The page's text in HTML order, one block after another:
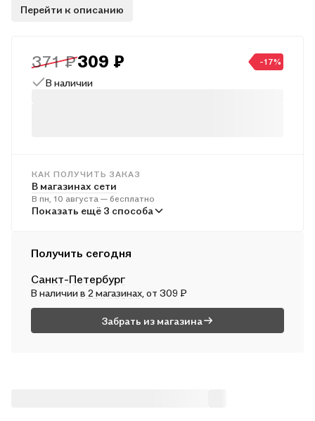
диктанты. Задания ориентированы на работу с учебником и
работе по другим программам. Предназначается учителям
начальных классов, учащимся и их родителям.
Перейти к описанию
371 ₽309 ₽ -17%
В наличии
КАК ПОЛУЧИТЬ ЗАКАЗ
В магазинах сети
В пн, 10 августа — бесплатно
В пунктах выдачи
В пн, 10 августа — от 312 ₽
Почтой России
Во вт, 11 августа — от 498 ₽
Показать ещё 3 способа
Получить сегодня
Санкт-Петербург
В наличиив 2 магазинах , от 309 ₽
Забрать из магазина